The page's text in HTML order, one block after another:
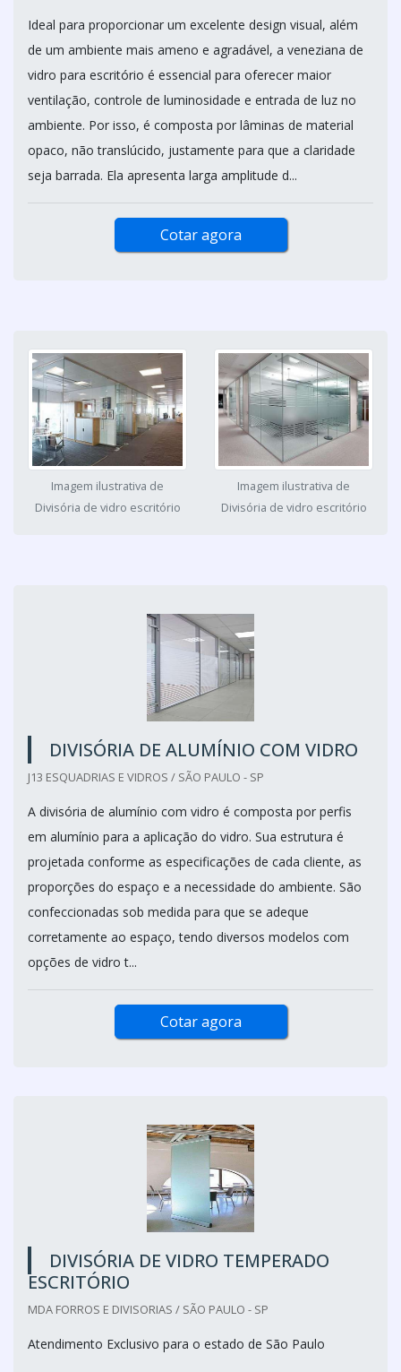
Ideal para proporcionar um excelente design visual, além
de um ambiente mais ameno e agradável, a veneziana de
vidro para escritório é essencial para oferecer maior
ventilação, controle de luminosidade e entrada de luz no
ambiente. Por isso, é composta por lâminas de material
opaco, não translúcido, justamente para que a claridade
seja barrada. Ela apresenta larga amplitude d...
Cotar agora
Imagem ilustrativa de
Divisória de vidro escritório
Imagem ilustrativa de
Divisória de vidro escritório
DIVISÓRIA DE ALUMÍNIO COM VIDRO
J13 ESQUADRIAS E VIDROS / SÃO PAULO - SP
A divisória de alumínio com vidro é composta por perfis
em alumínio para a aplicação do vidro. Sua estrutura é
projetada conforme as especificações de cada cliente, as
proporções do espaço e a necessidade do ambiente. São
confeccionadas sob medida para que se adeque
corretamente ao espaço, tendo diversos modelos com
opções de vidro t...
Cotar agora
DIVISÓRIA DE VIDRO TEMPERADO
ESCRITÓRIO
MDA FORROS E DIVISORIAS / SÃO PAULO - SP
Atendimento Exclusivo para o estado de São Paulo